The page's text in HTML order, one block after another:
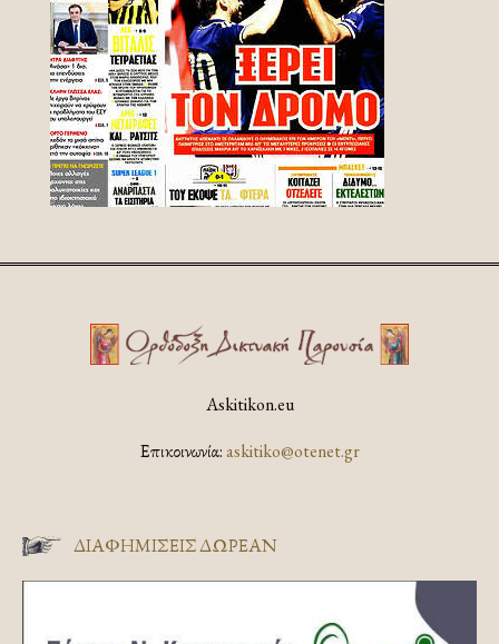
Askitikon.eu
Επικοινωνία:askitiko@otenet.gr
ΔΙΑΦΗΜΊΣΕΙΣ ΔΩΡΕΆΝ